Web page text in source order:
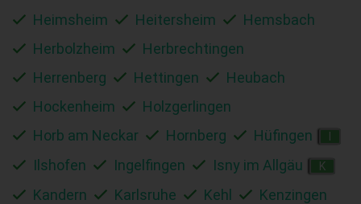
Heimsheim
Heitersheim
Hemsbach
Herbolzheim
Herbrechtingen
Herrenberg
Hettingen
Heubach
Hockenheim
Holzgerlingen
Horb am Neckar
Hornberg Hüfingen
Ilshofen Ingelfingen Isny im Allgäu K
Kandern Karlsruhe Kehl
Kenzingen